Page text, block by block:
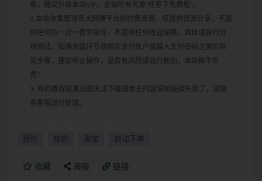
章，建议升级本站VIP，全站所有资源“任意下免费看”。
2.本站收集整理各大网赚平台的付费资源，仅提供资源分享，不提
供任何的一对一教学指导，不提供任何收益保障，具体请自行分
辨测试，如遇充值环节或绑定支付账户或输入支付密码之类的异
常步骤，建议停止操作，是否有风险请自行甄别，本站概不负
责！
3. 有的教程如果出现无法下载或者无内容说明链接失效了，请联
系客服进行处理。
低价 挂机 淘宝 自动下单
收藏 海报 链接